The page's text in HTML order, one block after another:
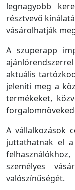
legnagyobb
résztvevő
vásárolhatják
A szuperapp
aktuális
jeleníti meg a
termékeket,
A vállalkozások
juttathatnak el
személyes
valószínűségét.